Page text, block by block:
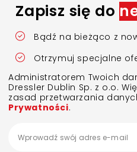
Zapisz się do
Bądź na bieżąco z
Otrzymuj specjalne
Administratorem Twoich
Dressler Dublin Sp. z o.o.
zasad przetwarzania
Prywatności.